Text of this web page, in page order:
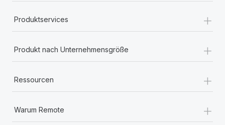
Produktservices +
Produkt nach Unternehmensgröße +
Ressourcen +
Warum Remote +